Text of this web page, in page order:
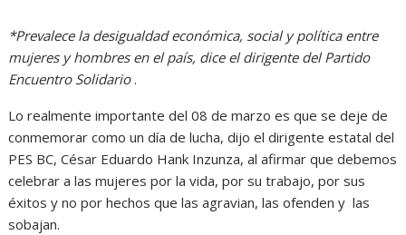
*Prevalece la desigualdad económica, social y política entre
mujeres y hombres en el país, dice el dirigente del Partido
Encuentro Solidario .
Lo realmente importante del 08 de marzo es que se deje de
conmemorar como un día de lucha, dijo el dirigente estatal del
PES BC, César Eduardo Hank Inzunza, al afirmar que debemos
celebrar a las mujeres por la vida, por su trabajo, por sus
éxitos y no por hechos que las agravian, las ofenden y las
sobajan.